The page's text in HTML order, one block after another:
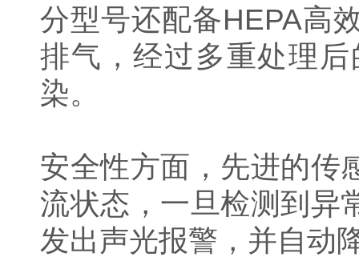
分型号还配备HEPA高
排气，经过多重处理
染。
安全性方面，先进的传
流状态，一旦检测到异
发出声光报警，并自动